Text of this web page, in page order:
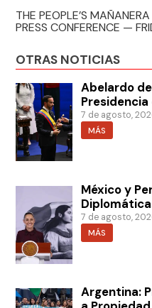
THE PEOPLE’S
PRESS CONFERENCE —
OTRAS NOTICIAS
Abelardo
7 de agosto,
MÁS
México y
7 de agosto,
MÁS
Argentina: